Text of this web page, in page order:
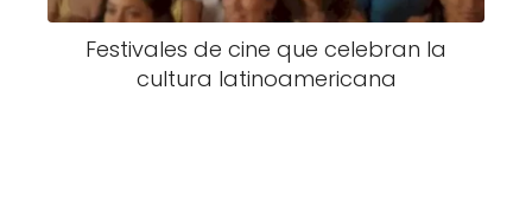
Festivales de cine que celebran la
cultura latinoamericana